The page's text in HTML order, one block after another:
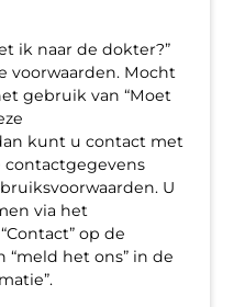
ik naar de dokter?”
voorwaarden. Mocht
gebruik van “Moet
kunt u contact met
contactgegevens
U
via het
op de
het ons” in de